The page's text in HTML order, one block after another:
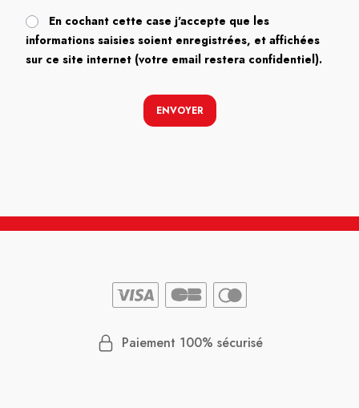
En cochant cette case j'accepte que les
informations saisies soient enregistrées, et affichées
sur ce site internet (votre email restera confidentiel).
ENVOYER
Paiement 100% sécurisé